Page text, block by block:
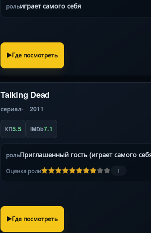
рольиграет самого себя
Где посмотреть
Talking Dead
сериал 2011
КП5.5 IMDb7.1
рольПриглашенный гость (играет самого
Оценка роли 1
Где посмотреть